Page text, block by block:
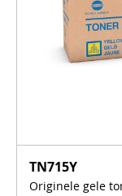
TN715Y
Originele gele